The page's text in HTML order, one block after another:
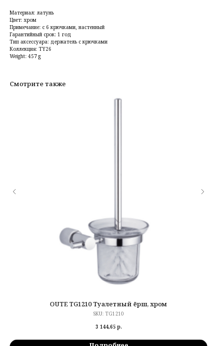
Материал: латунь
Цвет: хром
Примечание: с 6 крючками, настенный
Гарантийный срок: 1 год
Тип аксессуара: держатель с крючками
Коллекция: TY26
Weight: 457 g
Смотрите также
OUTE TG1210 Туалетный ёрш, хром
SKU: TG1210
3 144,65 р.